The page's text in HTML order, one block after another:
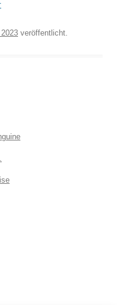
veröffentlicht.